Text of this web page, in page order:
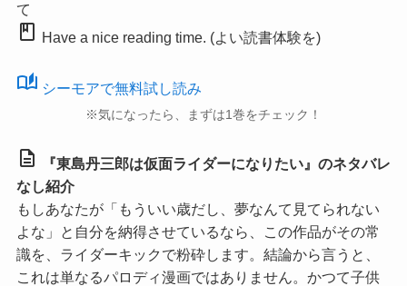
て
book Have a nice reading time. (よい読書体験を)
auto_stories シーモアで無料試し読み
※気になったら、まずは1巻をチェック！
description
『東島丹三郎は仮面ライダーになりたい』のネタバレ
なし紹介
もしあなたが「もういい歳だし、夢なんて見てられない
よな」と自分を納得させているなら、この作品がその常
識を、ライダーキックで粉砕します。結論から言うと、
これは単なるパロディ漫画ではありません。かつて子供